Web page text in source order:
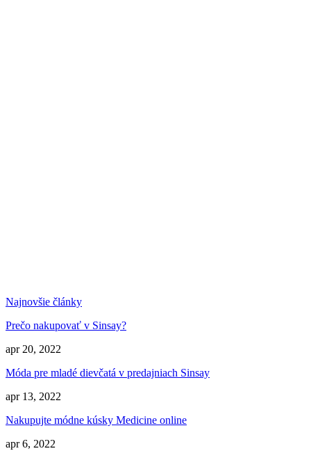
Najnovšie články
Prečo nakupovať v Sinsay?
apr 20, 2022
Móda pre mladé dievčatá v predajniach Sinsay
apr 13, 2022
Nakupujte módne kúsky Medicine online
apr 6, 2022